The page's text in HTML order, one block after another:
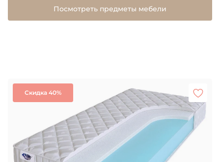
Посмотреть предметы мебели
Скидка 40%